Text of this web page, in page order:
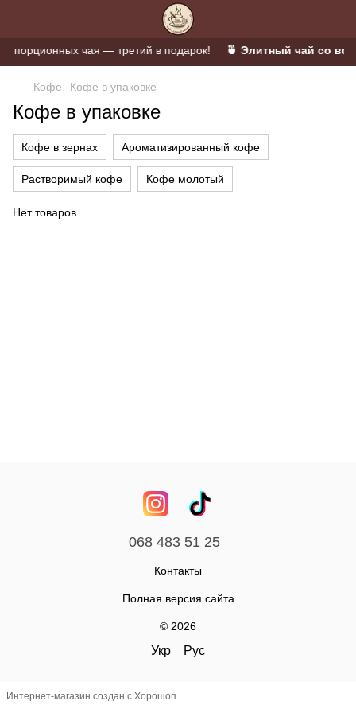
чая — третий в подарок! 🍵 Элитный чай со
Кофе Кофе в упаковке
Кофе в упаковке
Кофе в зернах Ароматизированный кофе
Растворимый кофе Кофе молотый
Нет товаров
068 483 51 25
Контакты
Полная версия сайта
© 2026
Укр Рус
Интернет-магазин создан с Хорошоп